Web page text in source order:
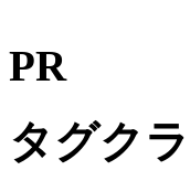
PR
タグク